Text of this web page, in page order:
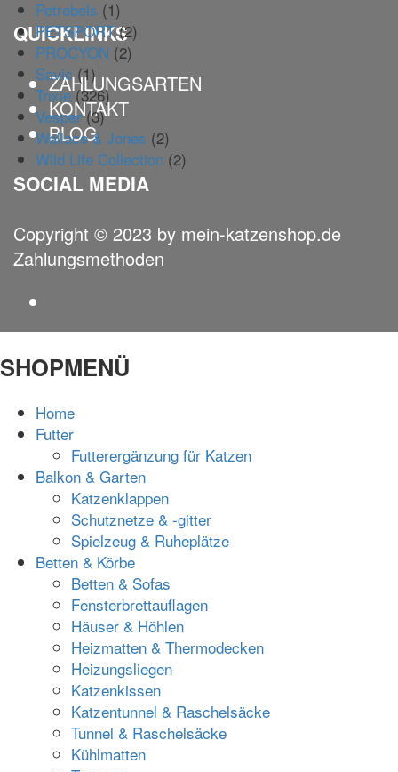
Petrebels (1)
PETSPORT (2)
PROCYON (2)
Savic (1)
Trixie (326)
Vesper (3)
Wallace & Jones (2)
Wild Life Collection (2)
QUICKLINKS
ZAHLUNGSARTEN
KONTAKT
BLOG
SOCIAL MEDIA
Copyright © 2023 by mein-katzenshop.de
Zahlungsmethoden
SHOPMENÜ
Home
Futter
Futterergänzung für Katzen
Balkon & Garten
Katzenklappen
Schutznetze & -gitter
Spielzeug & Ruheplätze
Betten & Körbe
Betten & Sofas
Fensterbrettauflagen
Häuser & Höhlen
Heizmatten & Thermodecken
Heizungsliegen
Katzenkissen
Katzentunnel & Raschelsäcke
Tunnel & Raschelsäcke
Kühlmatten